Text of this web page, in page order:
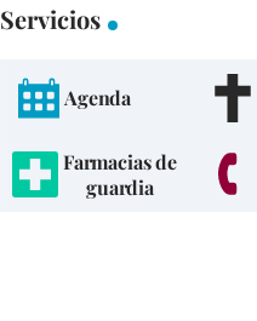
Servicios
Agenda
Farmacias de
guardia